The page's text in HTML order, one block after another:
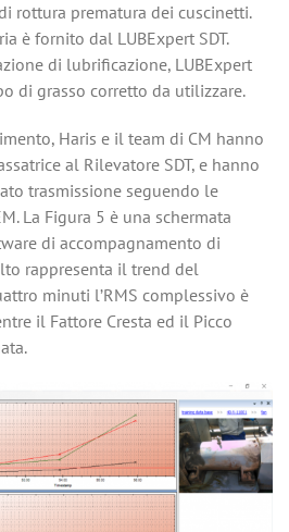
rottura prematura dei cuscinetti.
è fornito dal LUBExpert SDT.
di lubrificazione, LUBExpert
di grasso corretto da utilizzare.
Haris e il team di CM hanno
al Rilevatore SDT, e hanno
trasmissione seguendo le
La Figura 5 è una schermata
di accompagnamento di
rappresenta il trend del
minuti l’RMS complessivo è
il Fattore Cresta ed il Picco